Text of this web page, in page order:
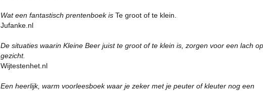
Wat een fantastisch prentenboek is Te groot of te klein.
Jufanke.nl
De situaties waarin Kleine Beer juist te groot of te klein is, zorgen voor een lach
gezicht.
Wijtestenhet.nl
Een heerlijk, warm voorleesboek waar je zeker met je peuter of kleuter nog een